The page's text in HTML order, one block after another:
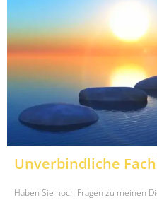
Unverbindliche
Haben Sie noch Fragen zu meinen